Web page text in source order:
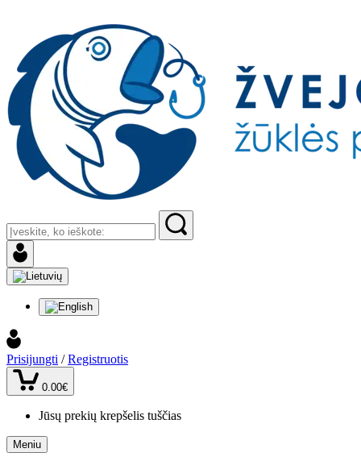
Prisijungti / Registruotis
0.00€
Jūsų prekių krepšelis tuščias
Meniu